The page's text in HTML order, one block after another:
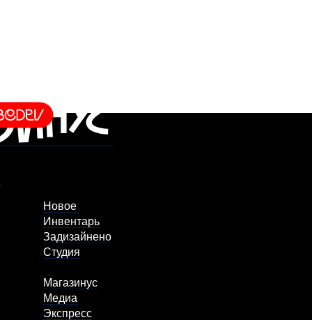
Новое
Инвентарь
Задизайнено
Студия
Магазинус
Медиа
Экспресс